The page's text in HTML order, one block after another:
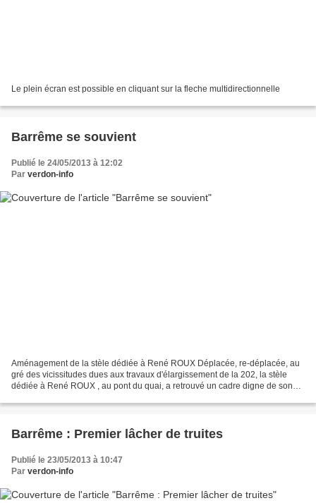
Le plein écran est possible en cliquant sur la fleche multidirectionnelle
Barrême se souvient
Publié le 24/05/2013 à 12:02
Par verdon-info
Aménagement de la stèle dédiée à René ROUX Déplacée, re-déplacée, au
gré des vicissitudes dues aux travaux d'élargissement de la 202, la stèle
dédiée à René ROUX , au pont du quai, a retrouvé un cadre digne de son
Barrême : Premier lâcher de truites
Publié le 23/05/2013 à 10:47
Par verdon-info